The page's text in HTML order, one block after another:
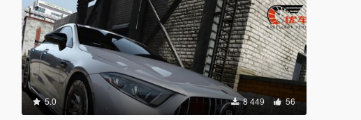
5.0 8 449 56